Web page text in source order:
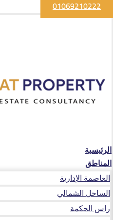
01069210222
الرئيسية
المناطق
العاصمة الإدارية
الساحل الشمالي
راس الحكمة